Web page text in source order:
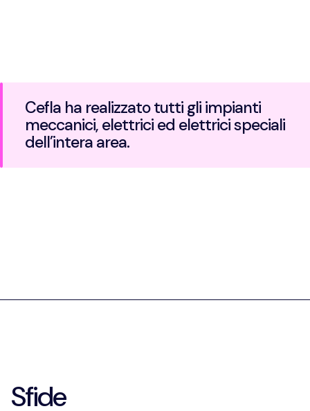
Cefla ha realizzato tutti gli impianti
meccanici, elettrici ed elettrici speciali
dell’intera area.
Sfide